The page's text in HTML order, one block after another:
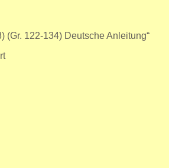
(Gr. 122-134) Deutsche Anleitung“